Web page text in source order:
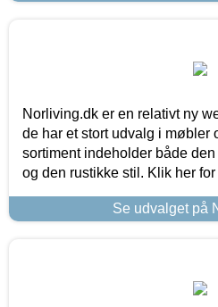
Norliving.dk er en relativt ny
de har et stort udvalg i møbler
sortiment indeholder både
og den rustikke stil. Klik her
Se udvalget på